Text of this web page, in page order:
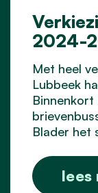
2024-
Met heel
Lubbeek
Binnenkort
Blader het
lees